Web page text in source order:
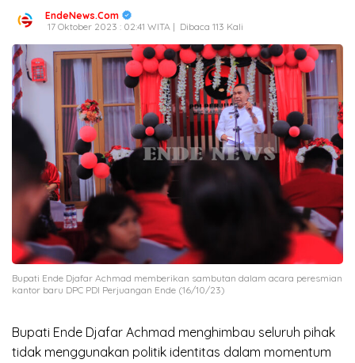
EndeNews.Com
17 Oktober 2023 : 02:41 WITA | Dibaca 113 Kali
Bupati Ende Djafar Achmad memberikan sambutan dalam acara peresmian
kantor baru DPC PDI Perjuangan Ende (16/10/23)
Bupati Ende Djafar Achmad menghimbau seluruh pihak
tidak menggunakan politik identitas dalam momentum